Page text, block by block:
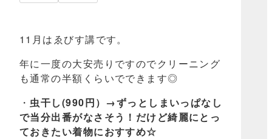
11月はゑびす講です。
年に一度の大安売りですのでクリーニング
も通常の半額くらいでできます◎
・ 虫干し(990円）→ずっとしまいっぱなし
で当分出番がなさそう！だけど綺麗にとっ
ておきたい着物におすすめ☆